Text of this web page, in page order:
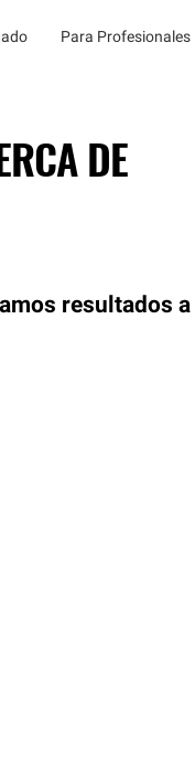
Para Profesionales
DE
resultados